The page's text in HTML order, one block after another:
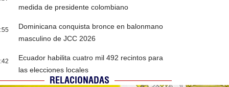
medida de presidente colombiano
Dominicana conquista bronce en balonmano
masculino de JCC 2026
Ecuador habilita cuatro mil 492 recintos para
las elecciones locales
RELACIONADAS